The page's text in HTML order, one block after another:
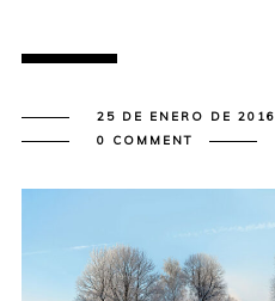
25 DE ENERO DE 2016
0 COMMENT